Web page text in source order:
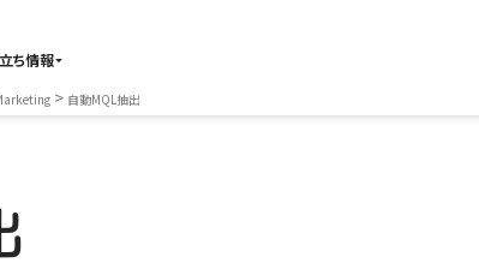
ち情報
> 自動MQL抽出